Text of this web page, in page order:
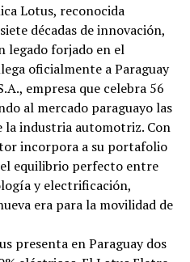
Lotus, reconocida
décadas de innovación,
legado forjado en el
oficialmente a Paraguay
empresa que celebra 56
al mercado paraguayo las
la industria automotriz. Con
incorpora a su portafolio
equilibrio perfecto entre
y electrificación,
era para la movilidad de
presenta en Paraguay dos